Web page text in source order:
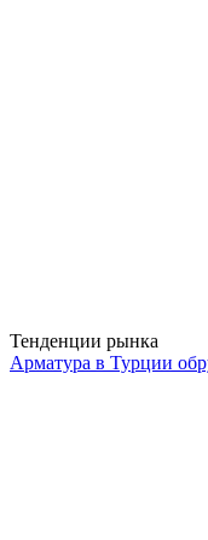
Тенденции рынка
Арматура в Турции